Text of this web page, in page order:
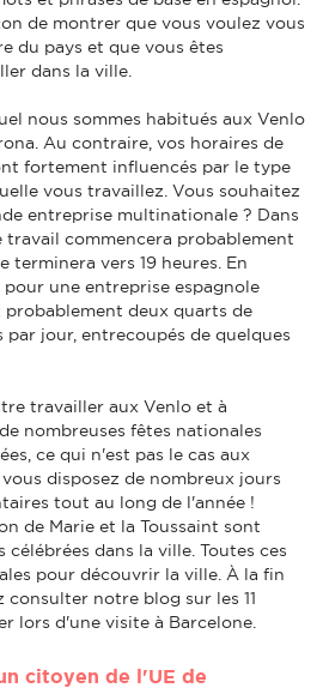
de montrer que vous voulez vous
du pays et que vous êtes
dans la ville.
nous sommes habitués aux Venlo
Au contraire, vos horaires de
fortement influencés par le type
vous travaillez. Vous souhaitez
entreprise multinationale ? Dans
travail commencera probablement
terminera vers 19 heures. En
une entreprise espagnole
probablement deux quarts de
jour, entrecoupés de quelques
travailler aux Venlo et à
nombreuses fêtes nationales
ce qui n'est pas le cas aux
disposez de nombreux jours
tout au long de l'année !
de Marie et la Toussaint sont
célébrées dans la ville. Toutes ces
pour découvrir la ville. À la fin
notre blog sur les 11
lors d'une visite à Barcelone.
citoyen de l'UE de